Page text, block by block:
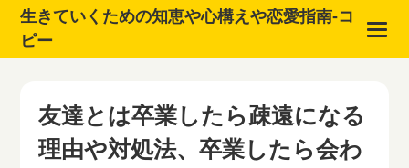
生きていくための知恵や心構えや恋愛指南-コ
ピー
友達とは卒業したら疎遠になる
理由や対処法、卒業したら会わ